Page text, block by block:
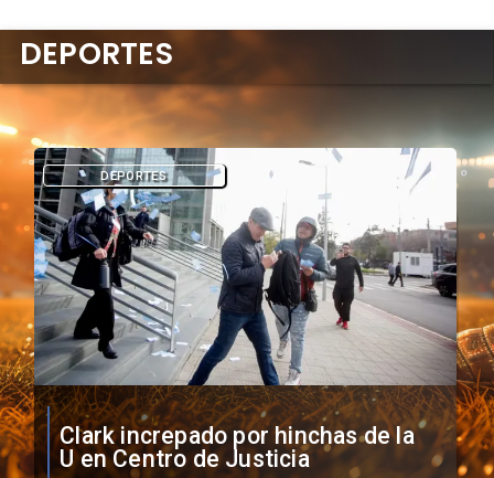
Vozinha firma contrato con Colo
Colo como nuevo arquero
DEPORTES
DEPORTES